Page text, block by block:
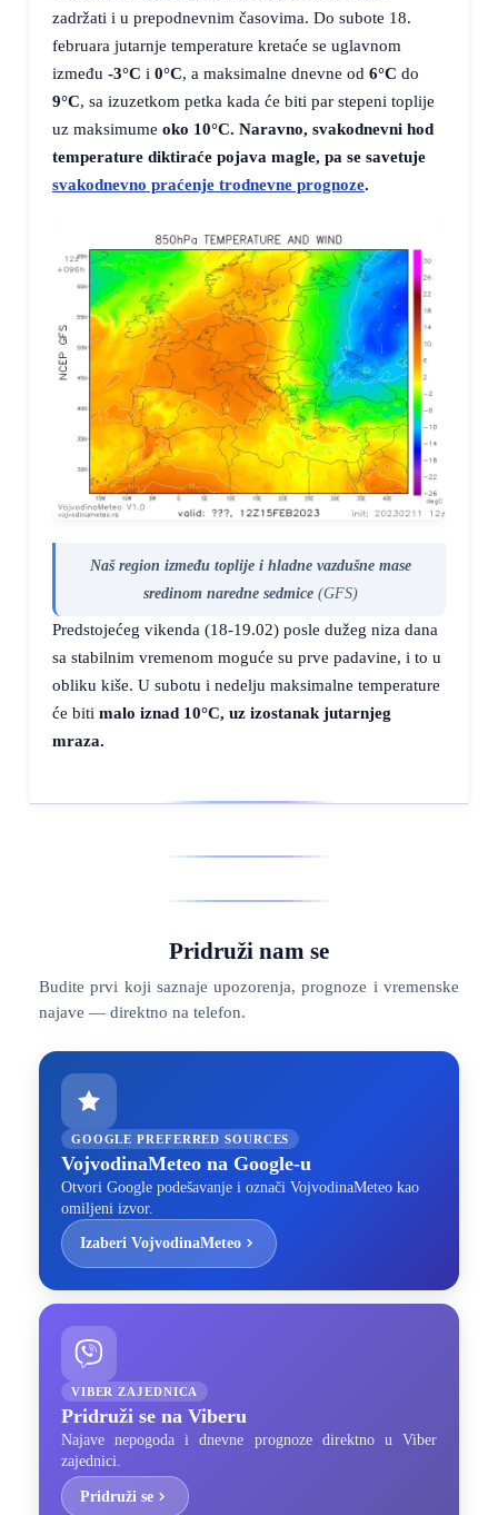
zadržati i u prepodnevnim časovima. Do subote 18.
februara jutarnje temperature kretaće se uglavnom
između -3°C i 0°C, a maksimalne dnevne od 6°C do
9°C, sa izuzetkom petka kada će biti par stepeni toplije
uz maksimume oko 10°C. Naravno, svakodnevni hod
temperature diktiraće pojava magle, pa se savetuje
svakodnevno praćenje trodnevne prognoze.
Naš region između toplije i hladne vazdušne mase
sredinom naredne sedmice(GFS)
Predstojećeg vikenda (18-19.02) posle dužeg niza dana
sa stabilnim vremenom moguće su prve padavine, i to u
obliku kiše. U subotu i nedelju maksimalne temperature
će biti malo iznad 10°C, uz izostanak jutarnjeg
mraza.
Pridruži nam se
Budite prvi koji saznaje upozorenja, prognoze i vremenske
najave — direktno na telefon.
GOOGLE PREFERRED SOURCES
VojvodinaMeteo na Google-u
Otvori Google podešavanje i označi VojvodinaMeteo kao
omiljeni izvor.
Izaberi VojvodinaMeteo
VIBER ZAJEDNICA
Pridruži se na Viberu
Najave nepogoda i dnevne prognoze direktno u Viber
zajednici.
Pridruži se